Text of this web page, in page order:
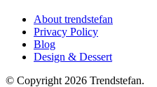
About trendstefan
Privacy Policy
Blog
Design & Dessert
© Copyright 2026 Trendstefan.